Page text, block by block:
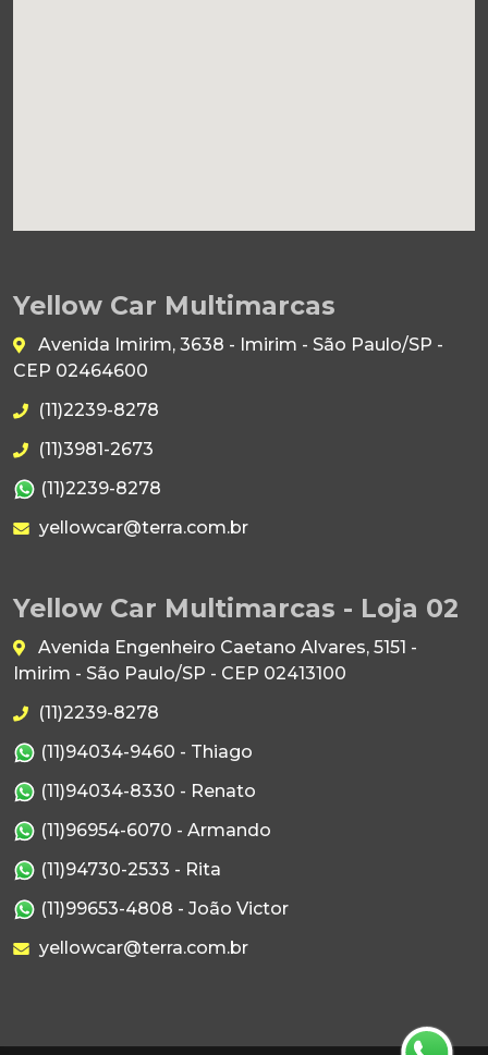
Yellow Car Multimarcas
Avenida Imirim, 3638 - Imirim - São Paulo/SP -
CEP 02464600
(11)2239-8278
(11)3981-2673
(11)2239-8278
yellowcar@terra.com.br
Yellow Car Multimarcas - Loja 02
Avenida Engenheiro Caetano Alvares, 5151 -
Imirim - São Paulo/SP - CEP 02413100
(11)2239-8278
(11)94034-9460 - Thiago
(11)94034-8330 - Renato
(11)96954-6070 - Armando
(11)94730-2533 - Rita
(11)99653-4808 - João Victor
yellowcar@terra.com.br